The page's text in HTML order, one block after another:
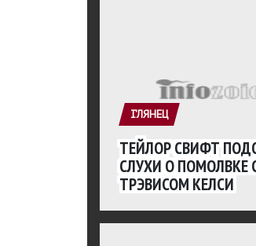
ГЛЯНЕЦ
ТЕЙЛОР СВИФТ
СЛУХИ О ПОМОЛВКЕ
ТРЭВИСОМ КЕЛСИ